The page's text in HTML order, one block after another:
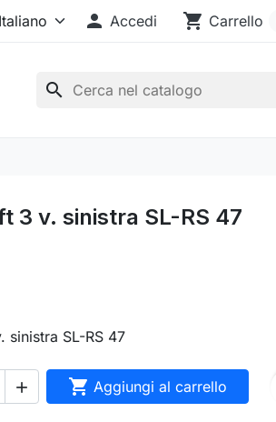
 Accedi shopping_cart Carrello
search
3 v. sinistra SL-RS 47
sinistra SL-RS 47
  Aggiungi al carrello